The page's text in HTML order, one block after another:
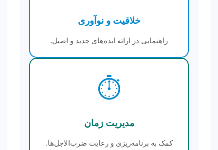
خلاقیت و نوآوری
راهنمایی در ارائه ایده‌های جدید و اصیل.
⏱️
مدیریت زمان
کمک به برنامه‌ریزی و رعایت ضرب‌الاجل‌ها.